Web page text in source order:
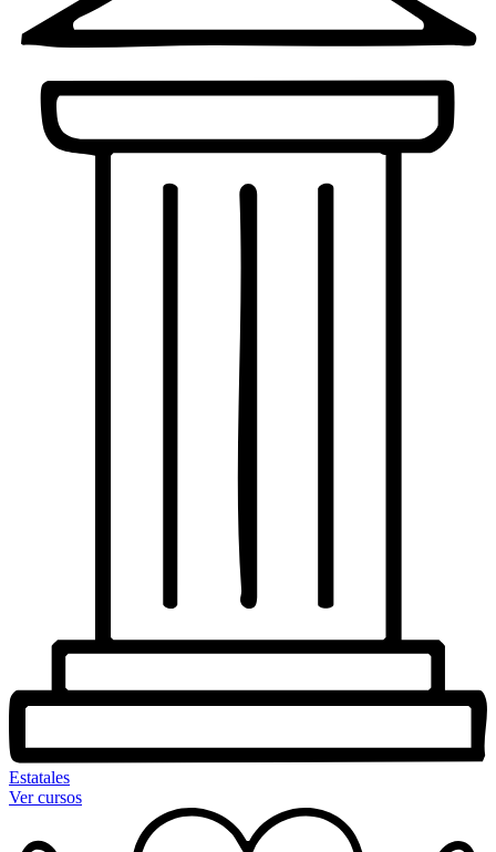
Estatales
Ver cursos